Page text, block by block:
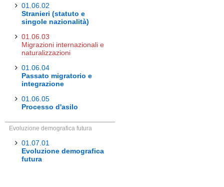
01.06.02
Stranieri (statuto e
singole nazionalità)
01.06.03
Migrazioni internazionali e
naturalizzazioni
01.06.04
Passato migratorio e
integrazione
01.06.05
Processo d'asilo
Evoluzione demografica futura
01.07.01
Evoluzione demografica
futura